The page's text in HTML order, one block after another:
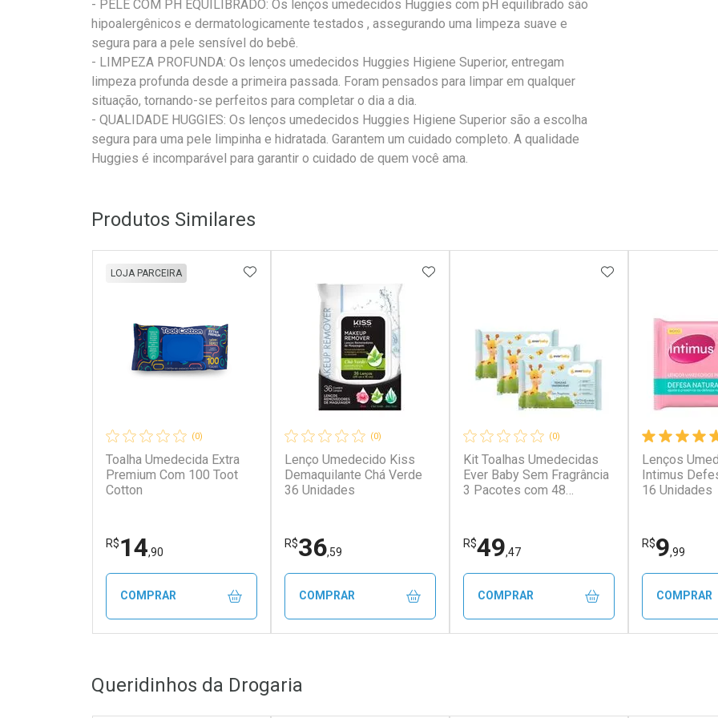
- PELE COM PH EQUILIBRADO: Os lenços umedecidos Huggies com pH equilibrado são
hipoalergênicos e dermatologicamente testados , assegurando uma limpeza suave e
segura para a pele sensível do bebê.
- LIMPEZA PROFUNDA: Os lenços umedecidos Huggies Higiene Superior, entregam
limpeza profunda desde a primeira passada. Foram pensados para limpar em qualquer
situação, tornando-se perfeitos para completar o dia a dia.
- QUALIDADE HUGGIES: Os lenços umedecidos Huggies Higiene Superior são a escolha
segura para uma pele limpinha e hidratada. Garantem um cuidado completo. A qualidade
Huggies é incomparável para garantir o cuidado de quem você ama.
Produtos Similares
(0)
Toalha Umedecida Extra
Premium Com 100 Toot
Cotton
LOJA PARCEIRA
R$14,90
ADICIONAR AOS FAVORITOS
COMPRAR
Laboratório
Por Menos
(0)
Lenço Umedecido Kiss
Demaquilante Chá Verde
36 Unidades
R$36,59
ADICIONAR AOS FAVORITOS
COMPRAR
Laboratório
Por Menos
(0)
Kit Toalhas Umedecidas
Ever Baby Sem Fragrância
3 Pacotes com 48
R$49,47
ADICIONAR AOS
COMPRAR
Lenços
Intimus
16 Unidades
R$9,99
COMPRAR
Queridinhos da Drogaria